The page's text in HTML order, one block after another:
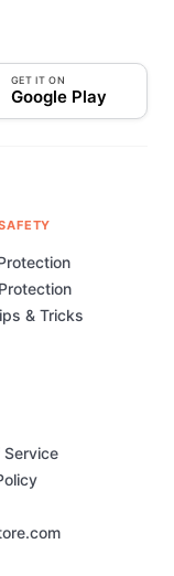
GET IT ON
Google Play
& Tricks
Service